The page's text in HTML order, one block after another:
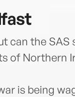
can the SAS
of Northern
is being